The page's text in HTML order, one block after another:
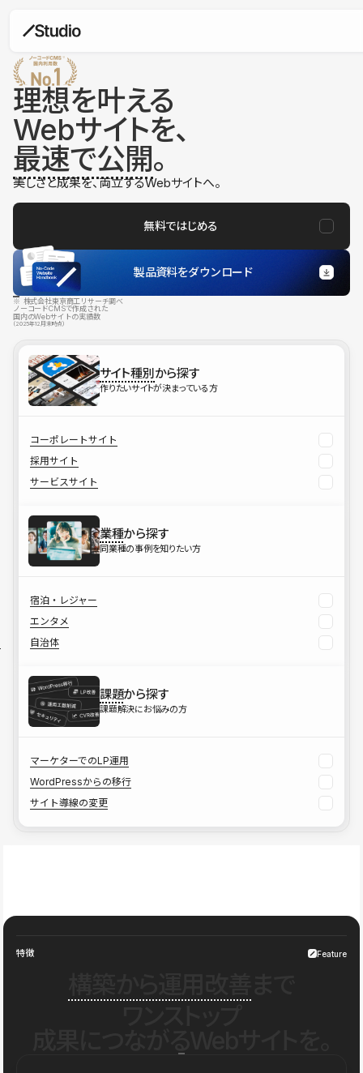
理想を叶える
Webサイトを、
最速で公開。
美しさと成果を、両立するWebサイトへ。
無料ではじめる
製品資料をダウンロード
※ 株式会社東京商工リサーチ調べ
ノーコードCMSで作成された
国内のWebサイトの実績数
（2025年12月末時点）
サイト種別から探す
作りたいサイトが決まっている方
コーポレートサイト
採用サイト
サービスサイト
業種から探す
同業種の事例を知りたい方
宿泊・レジャー
エンタメ
自治体
課題から探す
課題解決にお悩みの方
マーケターでのLP運用
WordPressからの移行
サイト導線の変更
特徴 Feature